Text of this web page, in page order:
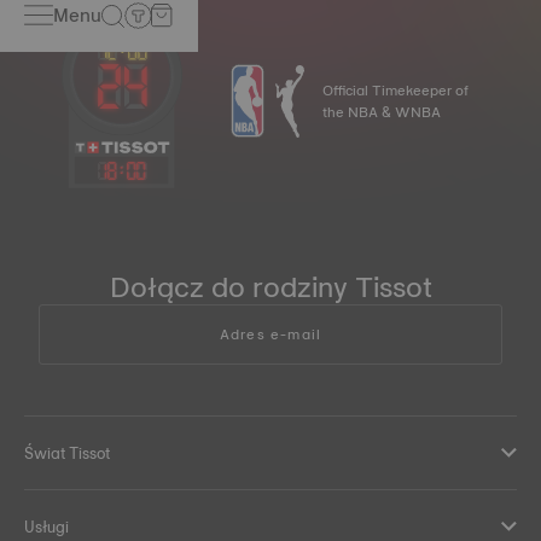
Menu
18:00
Official Timekeeper of
the NBA & WNBA
Dołącz do rodziny Tissot
Adres e-mail
Świat Tissot
Usługi